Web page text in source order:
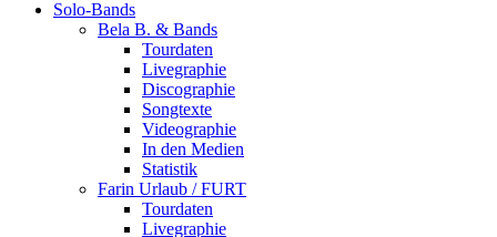
Solo-Bands
Bela B. & Bands
Tourdaten
Livegraphie
Discographie
Songtexte
Videographie
In den Medien
Statistik
Farin Urlaub / FURT
Tourdaten
Livegraphie